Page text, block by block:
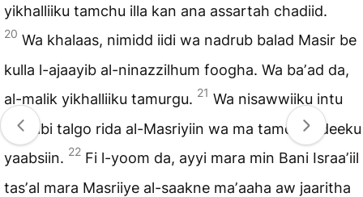
yikhalliiku tamchu illa kan ana assartah chadiid.
20 Wa khalaas, nimidd iidi wa nadrub balad Masir be
kulla l-ajaayib al-ninazzilhum foogha. Wa baʼad da,
al-malik yikhalliiku tamurgu. 21 Wa nisawwiiku intu
chaʼabi talgo rida al-Masriyiin wa ma tamchu iideeku
yaabsiin. 22 Fi l-yoom da, ayyi mara min Bani Israaʼiil
tasʼal mara Masriiye al-saakne maʼaaha aw jaaritha